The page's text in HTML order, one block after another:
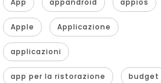
App appandroid appios
Apple Applicazione
applicazioni
app per la ristorazione budget